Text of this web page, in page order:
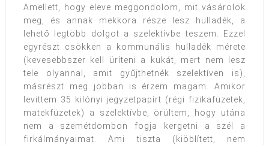
Amellett, hogy eleve meggondolom, mit vásárolok
meg, és annak mekkora része lesz hulladék, a
lehető legtöbb dolgot a szelektívbe teszem. Ezzel
egyrészt csökken a kommunális hulladék mérete
(kevesebbszer kell üríteni a kukát, mert nem lesz
tele olyannal, amit gyűjthetnék szelektíven is),
másrészt meg jobban is érzem magam. Amikor
levittem 35 kilónyi jegyzetpapírt (régi fizikafüzetek,
matekfüzetek) a szelektívbe, örültem, hogy utána
nem a szemétdombon fogja kergetni a szél a
firkálmányaimat. Ami tiszta (kiöblített, nem